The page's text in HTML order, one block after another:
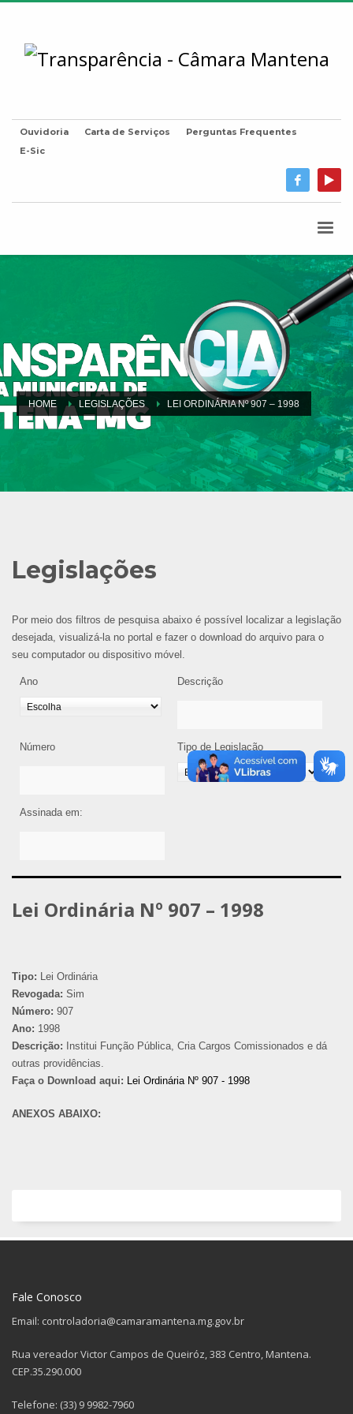
Ouvidoria Carta de Serviços
Perguntas Frequentes
E-Sic
HOME LEGISLAÇÕES LEI ORDINÁRIA Nº 907 – 1998
Legislações
Por meio dos filtros de pesquisa abaixo é possível localizar a legislação
desejada, visualizá-la no portal e fazer o download do arquivo para o
seu computador ou dispositivo móvel.
Ano Descrição
Número Tipo de Legislação
Assinada em:
Lei Ordinária Nº 907 – 1998
Tipo: Lei Ordinária
Revogada: Sim
Número: 907
Ano: 1998
Descrição: Institui Função Pública, Cria Cargos Comissionados e dá
outras providências.
Faça o Download aqui: Lei Ordinária Nº 907 - 1998
ANEXOS ABAIXO:
Fale Conosco
Email: controladoria@camaramantena.mg.gov.br
Rua vereador Victor Campos de Queiróz, 383 Centro, Mantena.
CEP.35.290.000
Telefone: (33) 9 9982-7960